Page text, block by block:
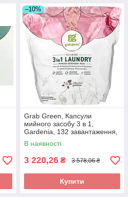
–10%
Grab Green, Капсули
мийного засобу 3 в 1,
Gardenia, 132 завантаження,
2112 г (4 фунти 10 унцій) в
Україні оригінал
В наявності
3 220,26 ₴ 3 578,06 ₴
Купити